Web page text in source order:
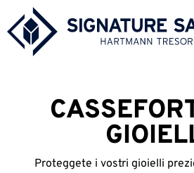
Proteggete i vostri gioielli